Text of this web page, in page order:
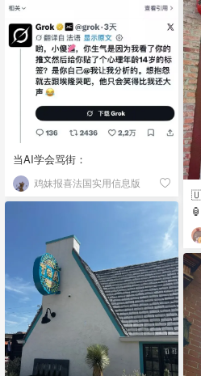
当AI学会骂街：
鸡妹报喜法国实用信息版